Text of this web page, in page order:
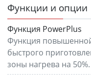
Функции и опции
Функция PowerPlus
Функция
быстрого
зоны нагрева на 50%.